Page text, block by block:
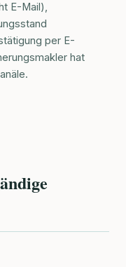
E-Mail),
per E-
hat